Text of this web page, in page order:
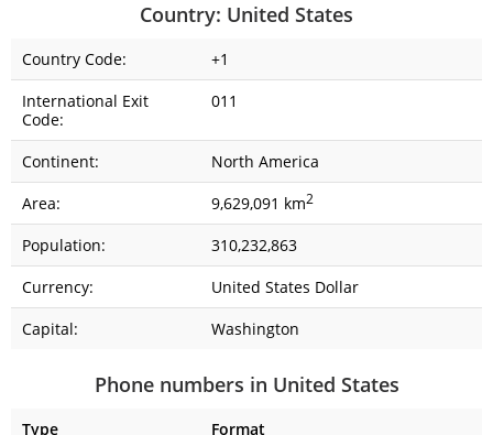
Country: United States
Country Code:
+1
International Exit
Code:
011
Continent:
North America
Area:
9,629,091 km2
Population:
310,232,863
Currency:
United States Dollar
Capital:
Washington
Phone numbers in United States
Type Format